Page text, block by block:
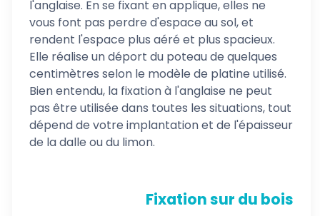
l'anglaise. En se fixant en applique, elles ne
vous font pas perdre d'espace au sol, et
rendent l'espace plus aéré et plus spacieux.
Elle réalise un déport du poteau de quelques
centimètres selon le modèle de platine utilisé.
Bien entendu, la fixation à l'anglaise ne peut
pas être utilisée dans toutes les situations, tout
dépend de votre implantation et de l'épaisseur
de la dalle ou du limon.
Fixation sur du bois